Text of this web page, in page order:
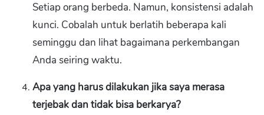
Setiap orang berbeda. Namun, konsistensi adalah
kunci. Cobalah untuk berlatih beberapa kali
seminggu dan lihat bagaimana perkembangan
Anda seiring waktu.
Apa yang harus dilakukan jika saya merasa
terjebak dan tidak bisa berkarya?